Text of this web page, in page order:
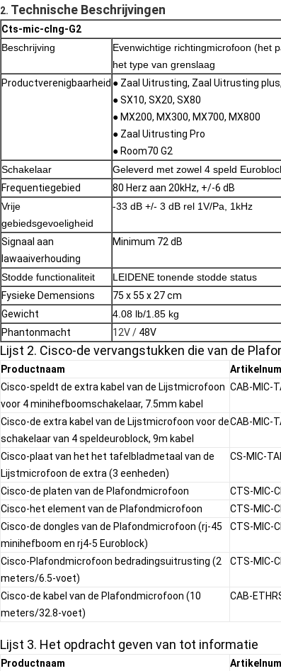
2. Technische Beschrijvingen
Cts-mic-clng-G2
Beschrijving
Evenwichtige richtingmicrofoon (het
het type van grenslaag
Productverenigbaarheid ● Zaal Uitrusting, Zaal Uitrusting
● SX10, SX20, SX80
● MX200, MX300, MX700, MX800
● Zaal Uitrusting Pro
● Room70 G2
Schakelaar
Geleverd met zowel 4 speld
Frequentiegebied
80 Herz aan 20kHz, +/-6 dB
Vrije
gebiedsgevoeligheid
-33 dB +/- 3 dB rel 1V/Pa, 1kHz
Signaal aan
lawaaiverhouding
Minimum 72 dB
Stodde functionaliteit
LEIDENE tonende stodde status
Fysieke Demensions
75 x 55 x 27 cm
Gewicht
4.08 lb/1.85 kg
Phantonmacht
12V / 48V
Lijst 2. Cisco-de vervangstukken die van de
Productnaam
Cisco-speldt de extra kabel van de Lijstmicrofoon
voor 4 minihefboomschakelaar, 7.5mm kabel
CAB-MIC-
Cisco-de extra kabel van de Lijstmicrofoon voor de
schakelaar van 4 speldeuroblock, 9m kabel
CAB-MIC-
Cisco-plaat van het het tafelbladmetaal van de
Lijstmicrofoon de extra (3 eenheden)
CS-MIC-
Cisco-de platen van de Plafondmicrofoon
CTS-MIC-
Cisco-het element van de Plafondmicrofoon
CTS-MIC-
Cisco-de dongles van de Plafondmicrofoon (rj-45
minihefboom en rj4-5 Euroblock)
CTS-MIC-
Cisco-Plafondmicrofoon bedradingsuitrusting (2
meters/6.5-voet)
CTS-MIC-
Cisco-de kabel van de Plafondmicrofoon (10
meters/32.8-voet)
CAB-
Lijst 3. Het opdracht geven van tot informatie
Productnaam